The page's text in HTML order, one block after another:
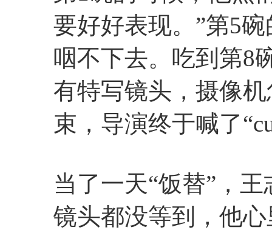
要好好表现。”第5
咽不下去。吃到第8
有特写镜头，摄像
束，导演终于喊了
当了一天“饭替”，
镜头都没等到，他